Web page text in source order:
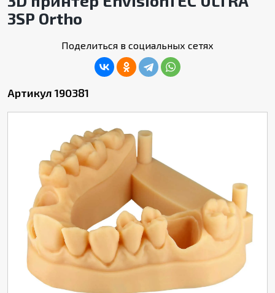
3SP Ortho
Поделиться в социальных сетях
Артикул 190381